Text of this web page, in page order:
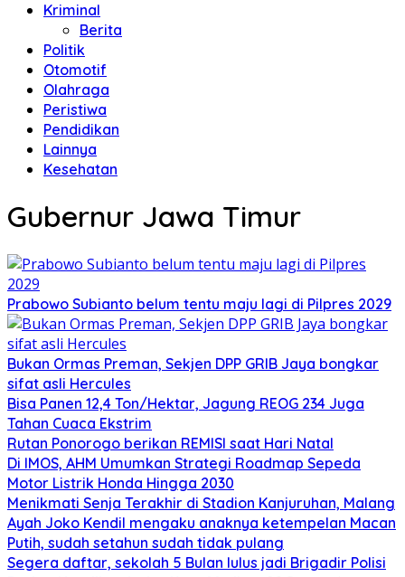
Kriminal
Berita
Politik
Otomotif
Olahraga
Peristiwa
Pendidikan
Lainnya
Kesehatan
Gubernur Jawa Timur
Prabowo Subianto belum tentu maju lagi di Pilpres 2029
Bukan Ormas Preman, Sekjen DPP GRIB Jaya bongkar
sifat asli Hercules
Bisa Panen 12,4 Ton/Hektar, Jagung REOG 234 Juga
Tahan Cuaca Ekstrim
Rutan Ponorogo berikan REMISI saat Hari Natal
Di IMOS, AHM Umumkan Strategi Roadmap Sepeda
Motor Listrik Honda Hingga 2030
Menikmati Senja Terakhir di Stadion Kanjuruhan, Malang
Ayah Joko Kendil mengaku anaknya ketempelan Macan
Putih, sudah setahun sudah tidak pulang
Segera daftar, sekolah 5 Bulan lulus jadi Brigadir Polisi